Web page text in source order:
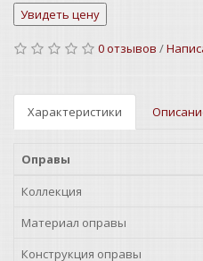
0 отзывов /
Характеристики
Оправы
Коллекция
Материал оправы
Конструкция оправы